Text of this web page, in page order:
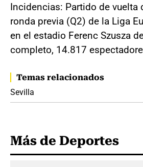
Incidencias: Partido de vuelta
ronda previa (Q2) de la Liga
en el estadio Ferenc Szusza
completo, 14.817
Temas relacionados
Sevilla
Más de Deportes